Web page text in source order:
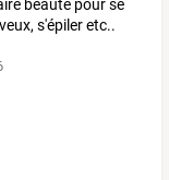
beauté pour se
s'épiler etc..